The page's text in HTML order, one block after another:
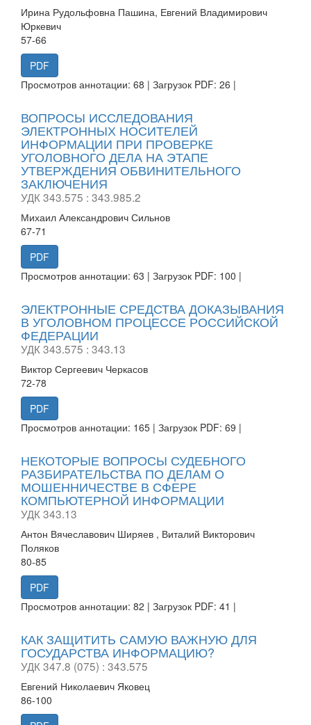
Ирина Рудольфовна Пашина, Евгений Владимирович
Юркевич
57-66
PDF
Просмотров аннотации: 68 | Загрузок PDF: 26 |
ВОПРОСЫ ИССЛЕДОВАНИЯ
ЭЛЕКТРОННЫХ НОСИТЕЛЕЙ
ИНФОРМАЦИИ ПРИ ПРОВЕРКЕ
УГОЛОВНОГО ДЕЛА НА ЭТАПЕ
УТВЕРЖДЕНИЯ ОБВИНИТЕЛЬНОГО
ЗАКЛЮЧЕНИЯ
УДК 343.575 : 343.985.2
Михаил Александрович Сильнов
67-71
PDF
Просмотров аннотации: 63 | Загрузок PDF: 100 |
ЭЛЕКТРОННЫЕ СРЕДСТВА ДОКАЗЫВАНИЯ
В УГОЛОВНОМ ПРОЦЕССЕ РОССИЙСКОЙ
ФЕДЕРАЦИИ
УДК 343.575 : 343.13
Виктор Сергеевич Черкасов
72-78
PDF
Просмотров аннотации: 165 | Загрузок PDF: 69 |
НЕКОТОРЫЕ ВОПРОСЫ СУДЕБНОГО
РАЗБИРАТЕЛЬСТВА ПО ДЕЛАМ О
МОШЕННИЧЕСТВЕ В СФЕРЕ
КОМПЬЮТЕРНОЙ ИНФОРМАЦИИ
УДК 343.13
Антон Вячеславович Ширяев , Виталий Викторович
Поляков
80-85
PDF
Просмотров аннотации: 82 | Загрузок PDF: 41 |
КАК ЗАЩИТИТЬ САМУЮ ВАЖНУЮ ДЛЯ
ГОСУДАРСТВА ИНФОРМАЦИЮ?
УДК 347.8 (075) : 343.575
Евгений Николаевич Яковец
86-100